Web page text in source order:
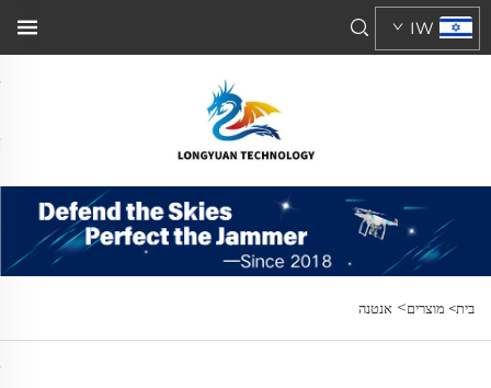
IW
בית> מוצרים> אנטנה